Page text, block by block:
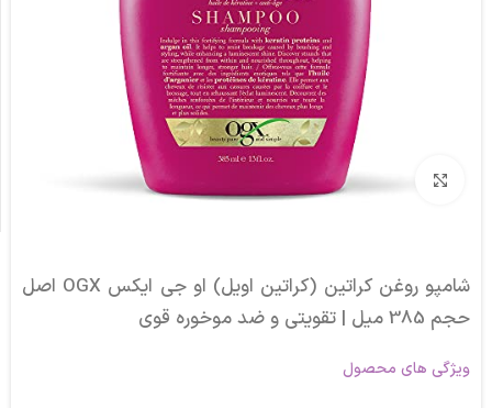
برای بزرگنمایی کلیک کنید
شامپو روغن کراتین (کراتین اویل) او جی ایکس OGX اصل
حجم 385 میل | تقویتی و ضد موخوره قوی
ویژگی های محصول